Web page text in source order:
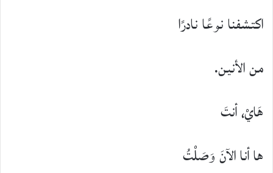
اكتشفنا نوعًا نادرًا
من الأنين.
هَايْ، أنتَ
ها أنا الآنَ وَصَلْتُ